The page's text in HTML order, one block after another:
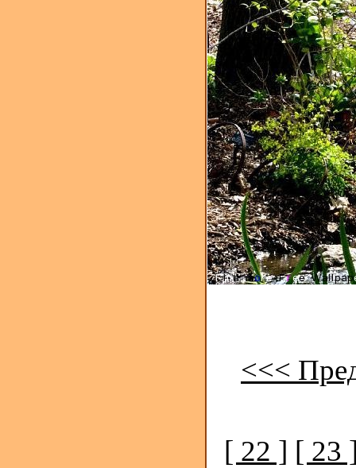
<<<
[ 22 ] [ 23